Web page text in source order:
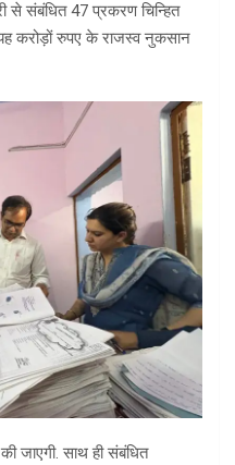
से संबंधित 47 प्रकरण चिन्हित
करोड़ों रुपए के राजस्व नुकसान
जाएगी. साथ ही संबंधित